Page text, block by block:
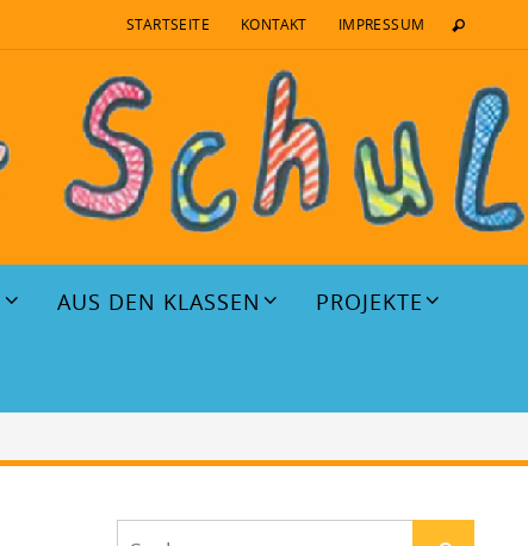
STARTSEITE KONTAKT IMPRESSUM
AUS DEN KLASSEN PROJEKTE